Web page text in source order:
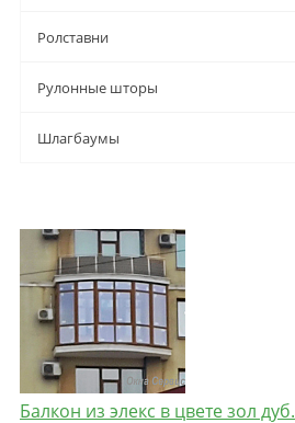
Ролставни
Рулонные шторы
Шлагбаумы
Балкон из элекс в цвете зол дуб.